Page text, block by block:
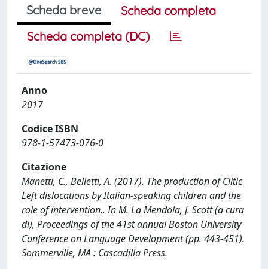
Scheda breve
Scheda completa
Scheda completa (DC)
Anno
2017
Codice ISBN
978-1-57473-076-0
Citazione
Manetti, C., Belletti, A. (2017). The production of Clitic
Left dislocations by Italian-speaking children and the
role of intervention.. In M. La Mendola, J. Scott (a cura
di), Proceedings of the 41st annual Boston University
Conference on Language Development (pp. 443-451).
Sommerville, MA : Cascadilla Press.